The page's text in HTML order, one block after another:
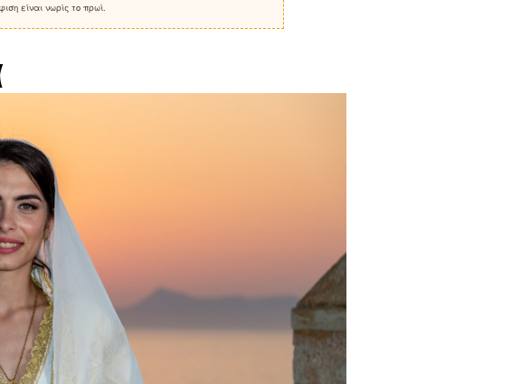
είναι νωρίς το πρωί.